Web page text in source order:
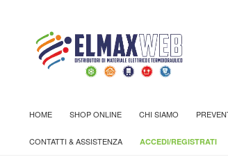
HOME SHOP ONLINE CHI SIAMO
CONTATTI & ASSISTENZA ACCEDI/REGISTRATI
Home Shop ATTREZZATURA PER